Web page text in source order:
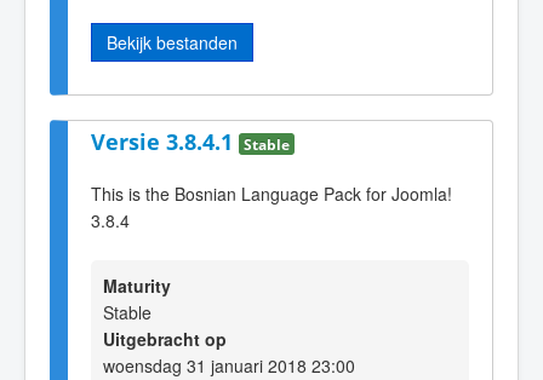
Bekijk bestanden
Versie 3.8.4.1 Stable
This is the Bosnian Language Pack for Joomla!
3.8.4
Maturity
Stable
Uitgebracht op
woensdag 31 januari 2018 23:00